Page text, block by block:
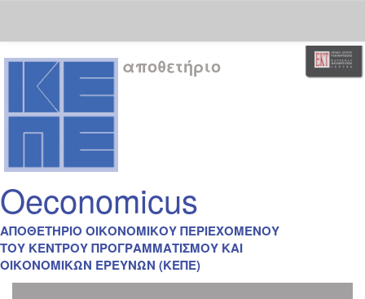
Skip
navigation
αποθετήριο
Oeconomicus
ΑΠΟΘΕΤΗΡΙΟ ΟΙΚΟΝΟΜΙΚΟΥ ΠΕΡΙΕΧΟΜΕΝΟΥ
ΤΟΥ ΚΕΝΤΡΟΥ ΠΡΟΓΡΑΜΜΑΤΙΣΜΟΥ ΚΑΙ
ΟΙΚΟΝΟΜΙΚΩΝ ΕΡΕΥΝΩΝ (ΚΕΠΕ)